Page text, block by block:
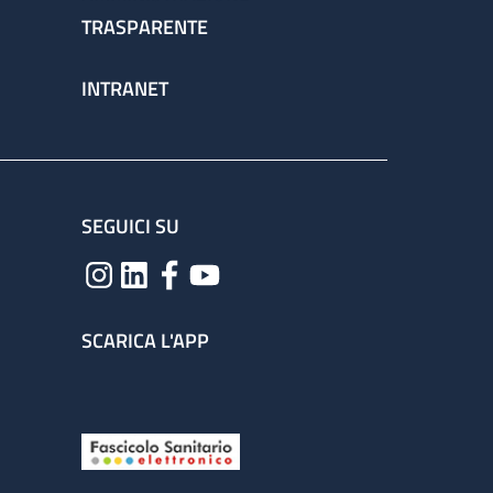
TRASPARENTE
INTRANET
SEGUICI SU
SCARICA L'APP